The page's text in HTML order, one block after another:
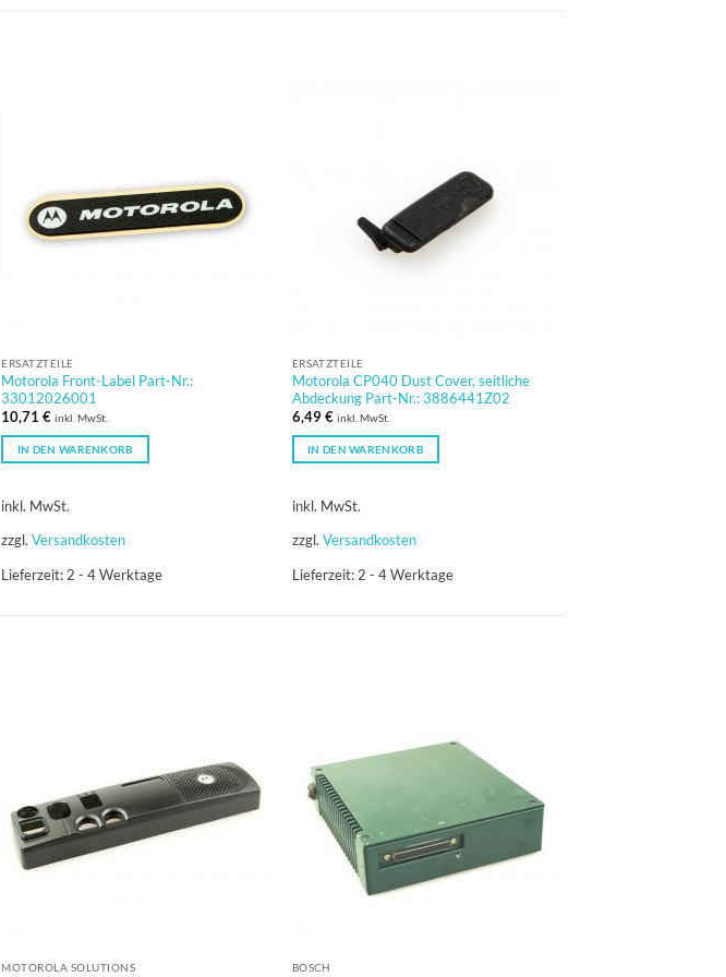
ERSATZTEILE
Motorola Front-Label Part-Nr.:
33012026001
10,71€ inkl. MwSt.
IN DEN WARENKORB
inkl. MwSt.
zzgl.Versandkosten
Lieferzeit: 2 - 4 Werktage
ERSATZTEILE
Motorola CP040 Dust Cover, seitliche
Abdeckung Part-Nr.: 3886441Z02
6,49€ inkl. MwSt.
IN DEN WARENKORB
inkl. MwSt.
zzgl. Versandkosten
Lieferzeit: 2 - 4 Werktage
MOTOROLA SOLUTIONS BOSCH